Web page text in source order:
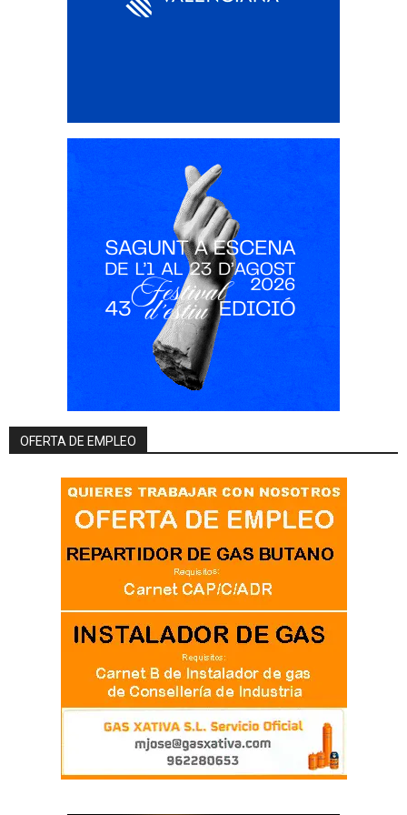
OFERTA DE EMPLEO